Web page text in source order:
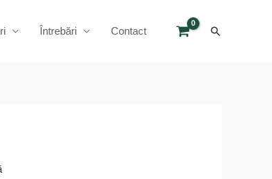
Întrebări Contact Search